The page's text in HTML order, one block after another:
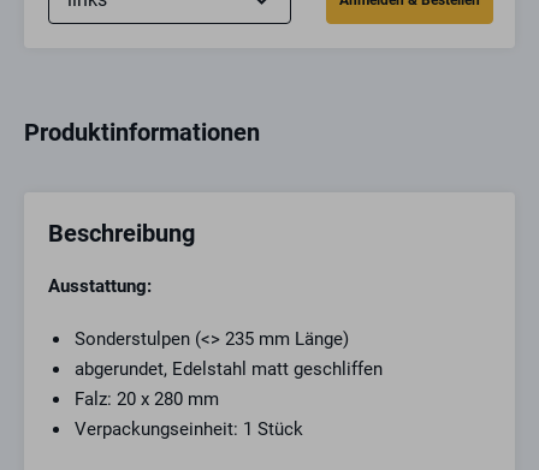
Produktinformationen
Beschreibung
Ausstattung:
Sonderstulpen (<> 235 mm Länge)
abgerundet, Edelstahl matt geschliffen
Falz: 20 x 280 mm
Verpackungseinheit: 1 Stück